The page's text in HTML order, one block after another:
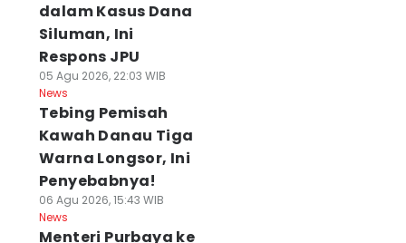
dalam Kasus Dana
Siluman, Ini
Respons JPU
05 Agu 2026, 22:03 WIB
News
Tebing Pemisah
Kawah Danau Tiga
Warna Longsor, Ini
Penyebabnya!
06 Agu 2026, 15:43 WIB
News
Menteri Purbaya ke